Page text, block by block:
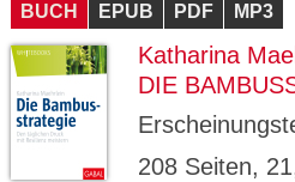
BUCH EPUB PDF MP3
Katharina
DIE
208 Seiten,